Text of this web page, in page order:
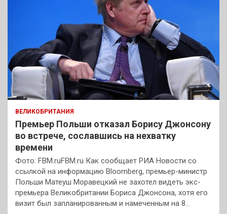
ВЕЛИКОБРИТАНИЯ
Премьер Польши отказал Борису Джонсону
во встрече, сославшись на нехватку
времени
Фото: FBM.ruFBM.ru Как сообщает РИА Новости со
ссылкой на информацию Bloomberg, премьер-министр
Польши Матеуш Моравецкий не захотел видеть экс-
премьера Великобритании Бориса Джонсона, хотя его
визит был запланированным и намеченным на 8…